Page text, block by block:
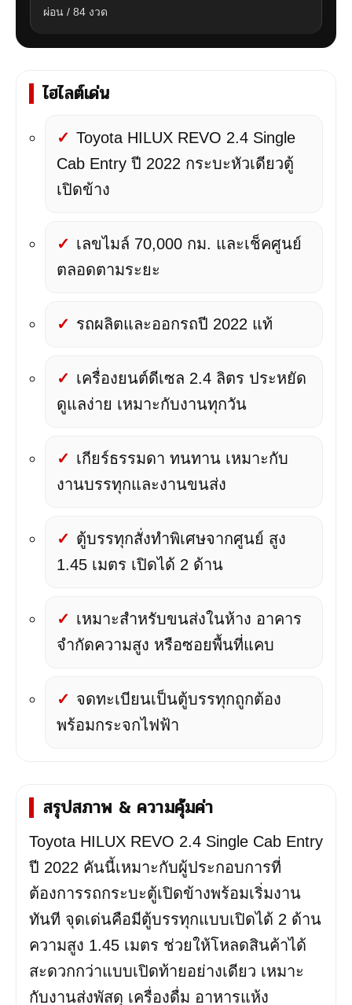
ผ่อน / 84 งวด
ไฮไลต์เด่น
Toyota HILUX REVO 2.4 Single
Cab Entry ปี 2022 กระบะหัวเดียวตู้
เปิดข้าง
เลขไมล์ 70,000 กม. และเช็คศูนย์
ตลอดตามระยะ
รถผลิตและออกรถปี 2022 แท้
เครื่องยนต์ดีเซล 2.4 ลิตร ประหยัด
ดูแลง่าย เหมาะกับงานทุกวัน
เกียร์ธรรมดา ทนทาน เหมาะกับ
งานบรรทุกและงานขนส่ง
ตู้บรรทุกสั่งทำพิเศษจากศูนย์ สูง
1.45 เมตร เปิดได้ 2 ด้าน
เหมาะสำหรับขนส่งในห้าง อาคาร
จำกัดความสูง หรือซอยพื้นที่แคบ
จดทะเบียนเป็นตู้บรรทุกถูกต้อง
พร้อมกระจกไฟฟ้า
สรุปสภาพ & ความคุ้มค่า
Toyota HILUX REVO 2.4 Single Cab Entry
ปี 2022 คันนี้เหมาะกับผู้ประกอบการที่
ต้องการรถกระบะตู้เปิดข้างพร้อมเริ่มงาน
ทันที จุดเด่นคือมีตู้บรรทุกแบบเปิดได้ 2 ด้าน
ความสูง 1.45 เมตร ช่วยให้โหลดสินค้าได้
สะดวกกว่าแบบเปิดท้ายอย่างเดียว เหมาะ
กับงานส่งพัสดุ เครื่องดื่ม อาหารแห้ง